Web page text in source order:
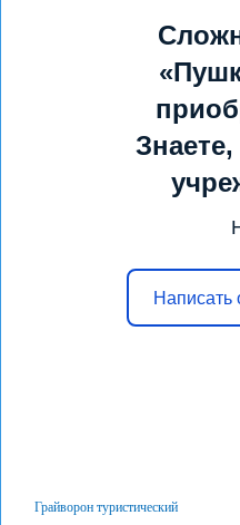
Написать
Грайворон туристический